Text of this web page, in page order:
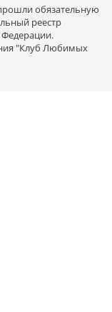
обязательную
реестр
Федерации.
"Клуб Любимых